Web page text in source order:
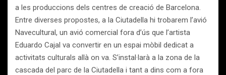
a les produccions dels centres de creació de Barcelona.
Entre diverses propostes, a la Ciutadella hi trobarem l’avió
Navecultural, un avió comercial fora d’ús que l’artista
Eduardo Cajal va convertir en un espai mòbil dedicat a
activitats culturals allà on va. S’instal·larà a la zona de la
cascada del parc de la Ciutadella i tant a dins com a fora